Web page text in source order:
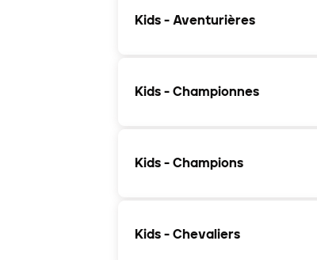
Kids - Aventurières
Kids - Championnes
Kids - Champions
Kids - Chevaliers